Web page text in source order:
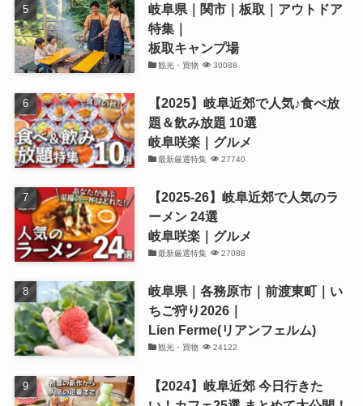
岐阜県｜関市｜板取｜アウトドア
特集｜
板取キャンプ場
観光・買物 30088
【2025】岐阜近郊で人気♪食べ放
題＆飲み放題 10選
岐阜咲楽｜グルメ
最新厳選特集 27740
【2025-26】岐阜近郊で人気のラ
ーメン 24選
岐阜咲楽｜グルメ
最新厳選特集 27088
岐阜県｜各務原市｜前渡東町｜い
ちご狩り2026｜
Lien Ferme(リアンフェルム)
観光・買物 24122
【2024】岐阜近郊 今日行きた